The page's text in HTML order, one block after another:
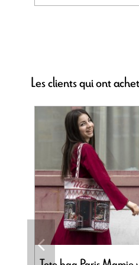
Les clients qui ont